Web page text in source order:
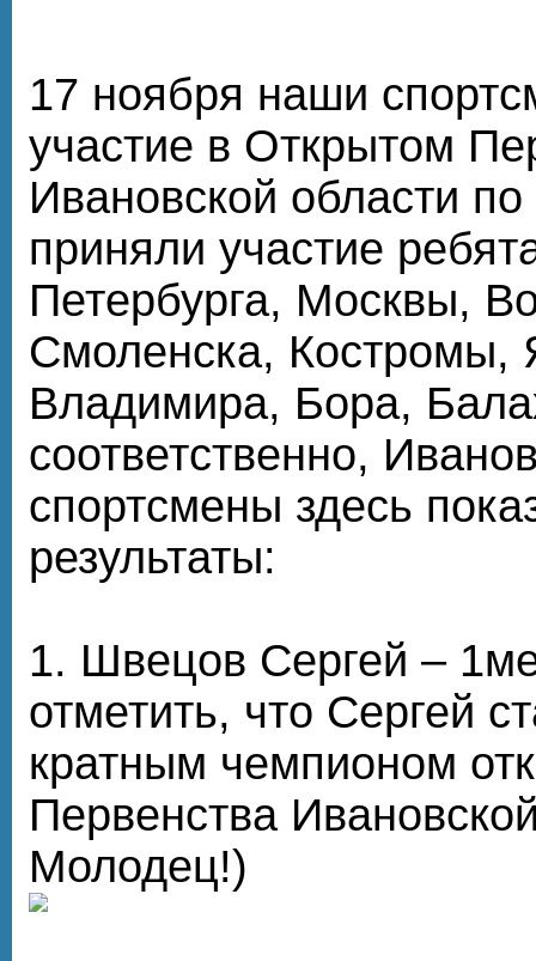
17 ноября наши
участие в Открытом
Ивановской области
приняли участие
Петербурга, Москвы,
Смоленска, Костромы,
Владимира, Бора,
соответственно,
спортсмены здесь
результаты:
1. Швецов Сергей –
отметить, что Сергей
кратным чемпионом
Первенства
Молодец!)